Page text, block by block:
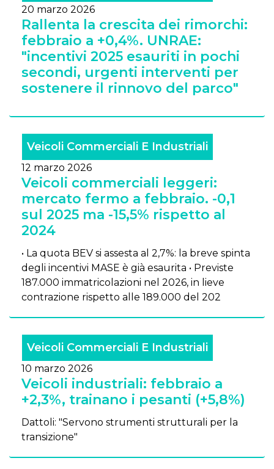
20 marzo 2026
Rallenta la crescita dei rimorchi:
febbraio a +0,4%. UNRAE:
"incentivi 2025 esauriti in pochi
secondi, urgenti interventi per
sostenere il rinnovo del parco"
Veicoli Commerciali E Industriali
12 marzo 2026
Veicoli commerciali leggeri:
mercato fermo a febbraio. -0,1
sul 2025 ma -15,5% rispetto al
2024
• La quota BEV si assesta al 2,7%: la breve spinta
degli incentivi MASE è già esaurita • Previste
187.000 immatricolazioni nel 2026, in lieve
contrazione rispetto alle 189.000 del 202
Veicoli Commerciali E Industriali
10 marzo 2026
Veicoli industriali: febbraio a
+2,3%, trainano i pesanti (+5,8%)
Dattoli: "Servono strumenti strutturali per la
transizione"